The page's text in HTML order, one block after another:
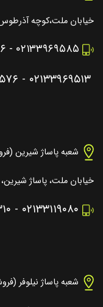
خیابان ملت،کوچه
۰۲۱۳۳۹۶۹۵۸۵ -
۰۲۱۳۳۹۶۹۵۱۳ -
شعبه پاساژ شیرین
خیابان ملت، پاساژ
۰۲۱۳۳۱۱۹۰۸۰ -
شعبه پاساژ نیلوفر